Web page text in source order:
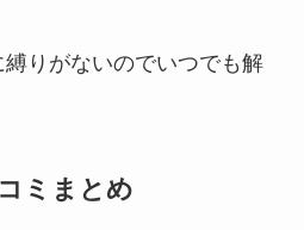
りがないのでいつでも解
ミまとめ